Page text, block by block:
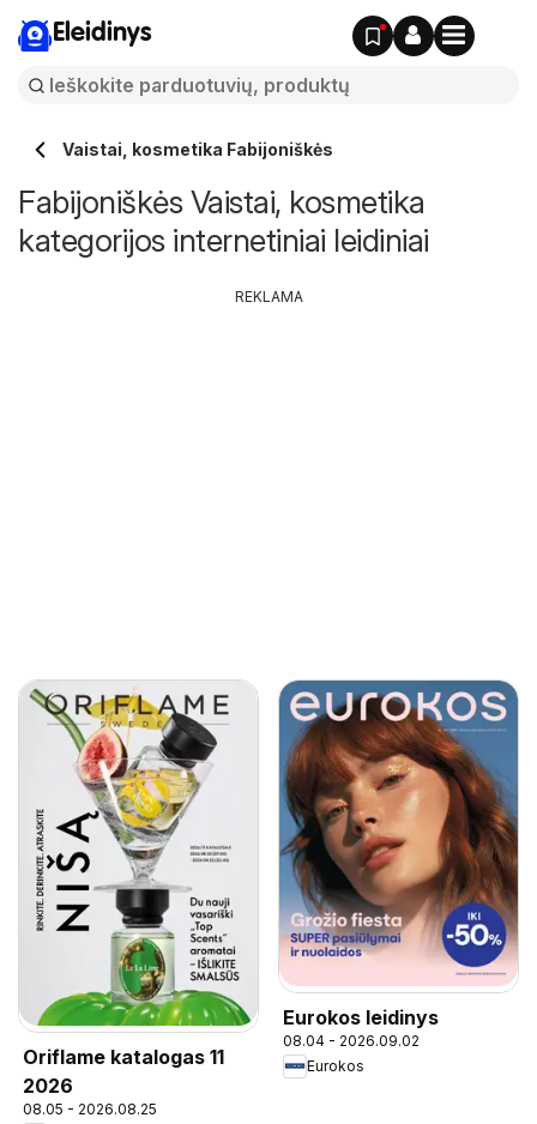
Eleidinys
Vaistai, kosmetika Fabijoniškės
Fabijoniškės Vaistai, kosmetika
kategorijos internetiniai leidiniai
Oriflame katalogas 11
2026
08.05 - 2026.08.25
Eurokos leidinys
08.04 - 2026.09.02
Eurokos
REKLAMA